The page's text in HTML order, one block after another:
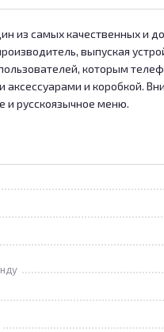
из самых качественных и
выпуская
которым
аксессуарами и коробкой.
и русскоязычное меню.